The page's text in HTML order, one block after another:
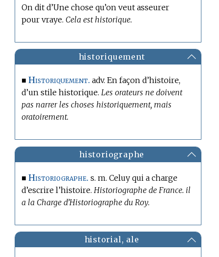
On dit d’Une chose qu’on veut asseurer
pour vraye. Cela est historique.
historiquement
■Historiquement. adv. En façon d’histoire,
d’un stile historique.Les orateurs ne doivent
pas narrer les choses historiquement, mais
oratoirement.
historiographe
■Historiographe. s. m. Celuy qui a charge
d’escrire l’histoire. Historiographe de France. il
a la Charge d’Historiographe du Roy.
historial, ale